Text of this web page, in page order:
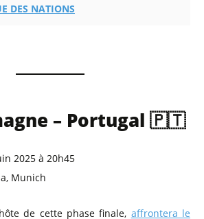
DES NATIONS
– Portugal 🇵🇹
2025 à 20h45
Munich
de cette phase finale, affrontera le